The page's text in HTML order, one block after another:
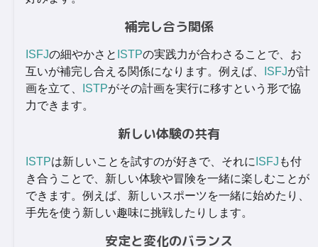
補完し合う関係
ISFJの細やかさと ISTPの実践力が合わさることで、お
互いが補完し合える関係になります。例えば、
ISFJが計
画を立て、
ISTPがその計画を実行に移すという形で協
力できます。
新しい体験の共有
ISTPは新しいことを試すのが好きで、それに ISFJ も付
き合うことで、新しい体験や冒険を一緒に楽しむことが
できます。例えば、新しいスポーツを一緒に始めたり、
手先を使う新しい趣味に挑戦したりします。
安定と変化のバランス